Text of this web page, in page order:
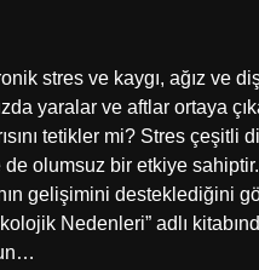
stres ve kaygı, ağız ve
yaralar ve aftlar ortaya
tetikler mi? Stres çeşitli
de olumsuz bir etkiye
gelişimini desteklediğini
Nedenleri” adlı